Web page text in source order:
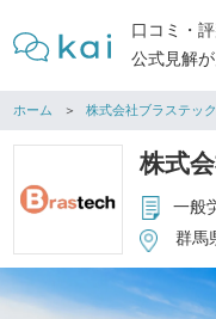
口コミ・
公式見解
ホーム 株式会社ブラステック
株式
一般
群馬